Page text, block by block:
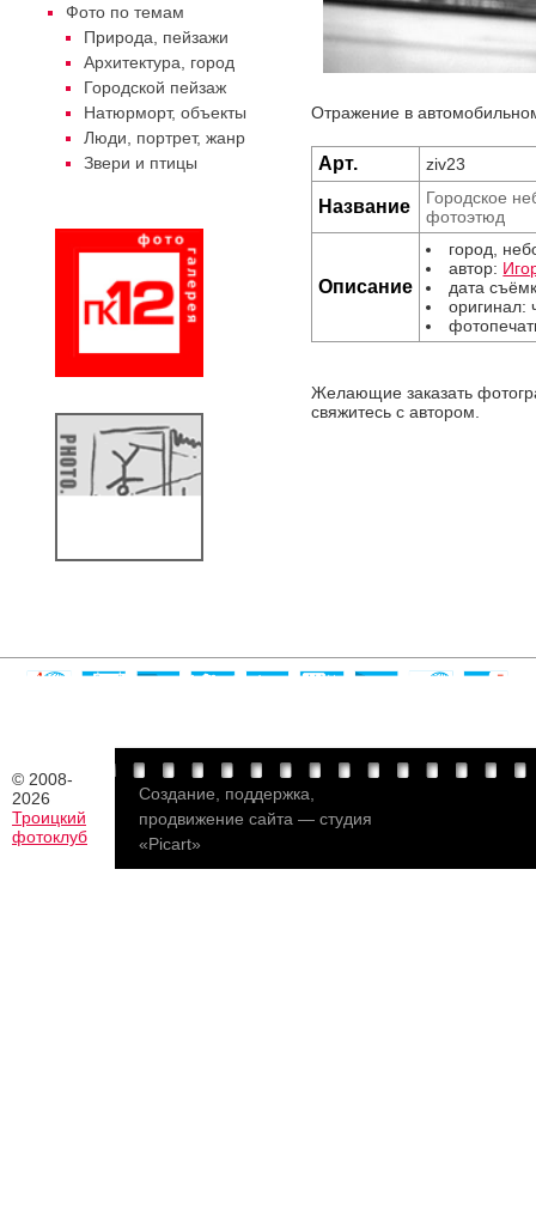
Фото по темам
Природа, пейзажи
Архитектура, город
Городской пейзаж
Натюрморт, объекты
Люди, портрет, жанр
Звери и птицы
Отражение в
Арт. ziv23
Название
Городское
фотоэтюд
Описание
город,
автор:
дата
оригинал:
Желающие заказать
свяжитесь с автором.
© 2008-
2026
Троицкий
фотоклуб
Создание
поддержка,
продвижение сайта — студия
«Picart»